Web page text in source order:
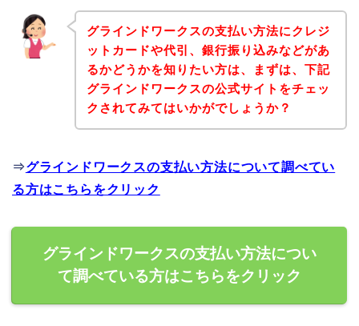
グラインドワークスの支払い方法にクレジ
ットカードや代引、銀行振り込みなどがあ
るかどうかを知りたい方は、まずは、下記
グラインドワークスの公式サイトをチェッ
クされてみてはいかがでしょうか？
⇒グラインドワークスの支払い方法について調べてい
る方はこちらをクリック
グラインドワークスの支払い方法につい
て調べている方はこちらをクリック